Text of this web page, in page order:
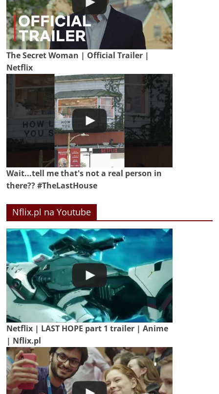
The Secret Woman | Official Trailer |
Netflix
Wait...tell me that's not a real person in
there?? #TheLastHouse
Nflix.pl na Youtube
Netflix | LAST HOPE part 1 trailer | Anime
| Nflix.pl